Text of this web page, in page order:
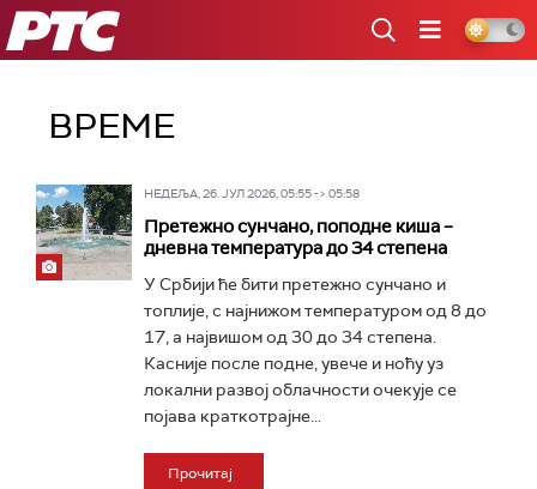
РТС
ВРЕМЕ
НЕДЕЉА, 26. ЈУЛ 2026, 05:55 -> 05:58
Претежно сунчано, поподне киша –
дневна температура до 34 степена
У Србији ће бити претежно сунчано и
топлије, с најнижом температуром од 8 до
17, а највишом од 30 до 34 степена.
Касније после подне, увече и ноћу уз
локални развој облачности очекује се
појава краткотрајне...
Прочитај